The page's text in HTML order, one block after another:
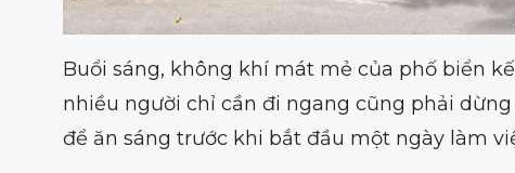
Buổi sáng, không khí mát mẻ của phố biển
nhiều người chỉ cần đi ngang cũng phải
để ăn sáng trước khi bắt đầu một ngày làm